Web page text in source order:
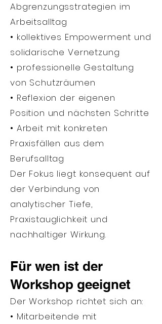
Abgrenzungsstrategien im
Arbeitsalltag
• kollektives Empowerment und
solidarische Vernetzung
• professionelle Gestaltung
von Schutzräumen
• Reflexion der eigenen
Position und nächsten Schritte
• Arbeit mit konkreten
Praxisfällen aus dem
Berufsalltag
Der Fokus liegt konsequent auf
der Verbindung von
analytischer Tiefe,
Praxistauglichkeit und
nachhaltiger Wirkung.
Für wen ist der
Workshop geeignet
Der Workshop richtet sich an:
• Mitarbeitende mit